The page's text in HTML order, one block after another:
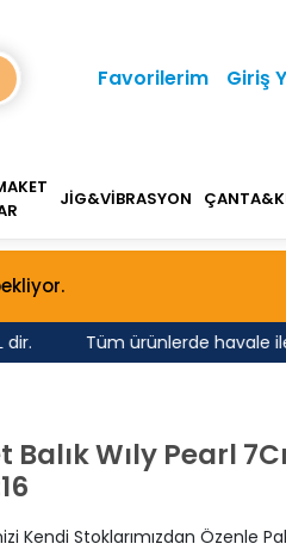
Tüm ürünlerde havale ile
Favorilerim Giriş
JİG&VİBRASYON
Balık Wıly Pearl
Kendi Stoklarımızdan Özenle